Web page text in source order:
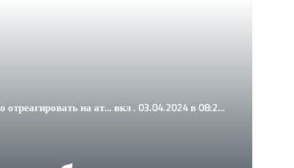
ат… вкл . 03.04.2024 в 08:22​Новости Израиля сейчас